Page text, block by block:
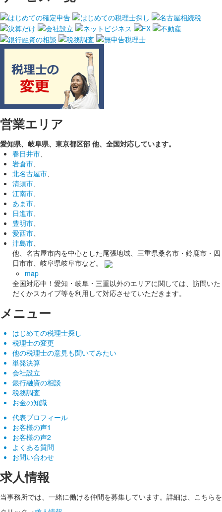
営業エリア
愛知県、岐阜県、東京都区部 他、全国対応しています。
春日井市、
岩倉市、
北名古屋市、
清須市、
江南市、
あま市、
日進市、
豊明市、
愛西市、
津島市、
他、名古屋市内を中心とした尾張地域、三重県桑名市・鈴鹿市・四
日市市、岐阜県岐阜市など。
map
全国対応中！愛知・岐阜・三重以外のエリアに関しては、訪問いた
だくかスカイプ等を利用して対応させていただきます。
メニュー
はじめての税理士探し
税理士の変更
他の税理士の意見も聞いてみたい
単発決算
会社設立
銀行融資の相談
税務調査
お金の知識
代表プロフィール
お客様の声1
お客様の声2
よくある質問
お問い合わせ
求人情報
当事務所では、一緒に働ける仲間を募集しています。詳細は、こちらを